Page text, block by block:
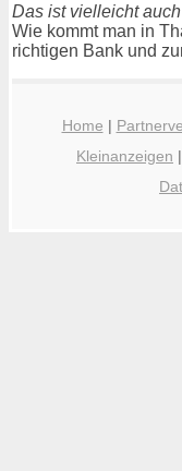
Das ist vielleicht
Wie kommt man in
richtigen Bank und
Home |
Kleinanzeigen |